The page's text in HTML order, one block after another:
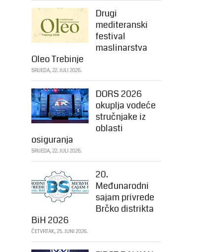
Drugi
mediteranski
festival
maslinarstva
Oleo Trebinje
SRIJEDA, 22. JULI 2026.
DORS 2026
okuplja vodeće
stručnjake iz
oblasti
osiguranja
SRIJEDA, 22. JULI 2026.
20.
Međunarodni
sajam privrede
Brčko distrikta
BiH 2026
ČETVRTAK, 25. JUNI 2026.